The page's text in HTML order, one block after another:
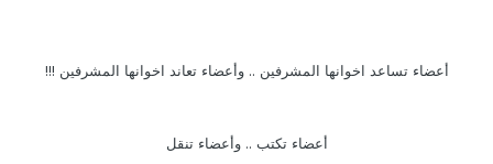
أعضاء تساعد اخوانها المشرفين .. وأعضاء تعاند اخوانها المشرفين !!!
أعضاء تكتب .. وأعضاء تنقل